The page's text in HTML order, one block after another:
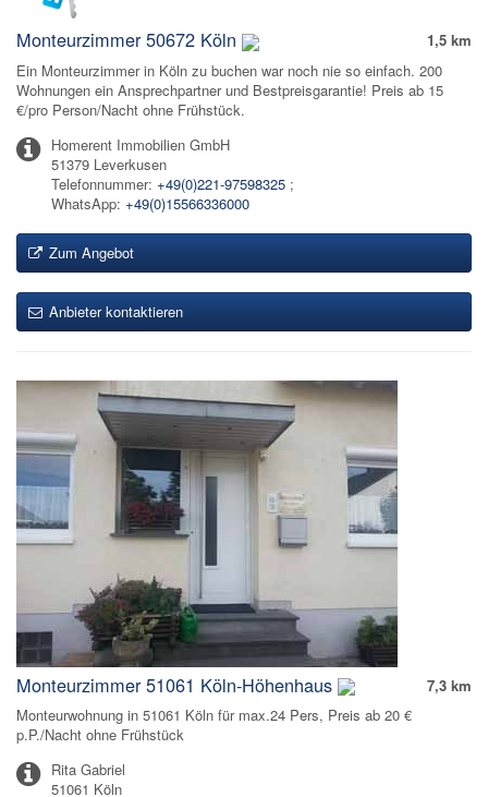
1,5 km
Monteurzimmer 50672 Köln
Ein Monteurzimmer in Köln zu buchen war noch nie so einfach. 200
Wohnungen ein Ansprechpartner und Bestpreisgarantie! Preis ab 15
€/pro Person/Nacht ohne Frühstück.
Homerent Immobilien GmbH
51379 Leverkusen
Telefonnummer: +49(0)221-97598325 ;
WhatsApp: +49(0)15566336000
Zum Angebot
Anbieter kontaktieren
7,3 km
Monteurzimmer 51061 Köln-Höhenhaus
Monteurwohnung in 51061 Köln für max.24 Pers, Preis ab 20 €
p.P./Nacht ohne Frühstück
Rita Gabriel
51061 Köln